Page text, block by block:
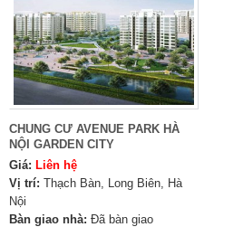
CHUNG CƯ AVENUE PARK HÀ
NỘI GARDEN CITY
Giá: Liên hệ
Vị trí: Thạch Bàn, Long Biên, Hà
Nội
Bàn giao nhà: Đã bàn giao